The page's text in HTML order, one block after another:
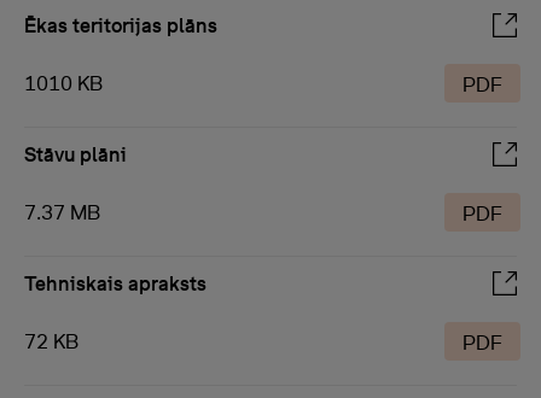
Ēkas teritorijas plāns
1010 KB PDF
Stāvu plāni
7.37 MB PDF
Tehniskais apraksts
72 KB PDF